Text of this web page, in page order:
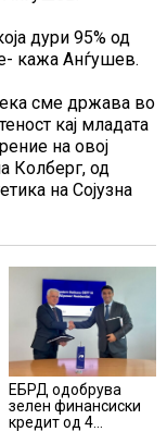
дури 95% од
кажа Анѓушев.
сме држава во
кај младата
на овој
Колберг, од
на Сојузна
ЕБРД одобрува
зелен финансиски
кредит од 4